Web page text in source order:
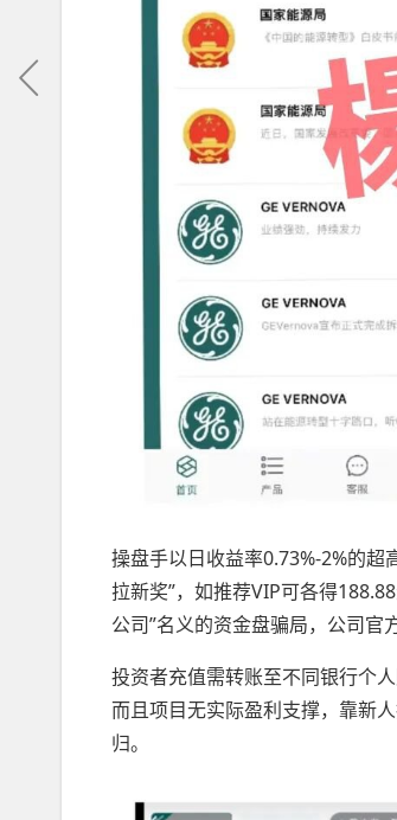
操盘手以日收益率0.73%-2%的超
拉新奖”，如推荐VIP可各得
公司”名义的资金盘骗局，公司官
投资者充值需转账至不同银行个
而且项目无实际盈利支撑，靠新
归。